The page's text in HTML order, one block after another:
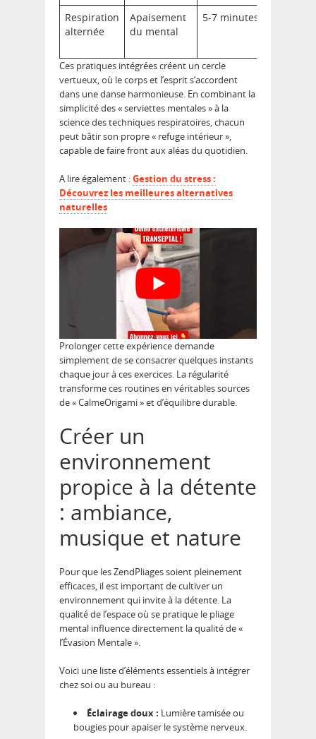
Respiration
alternée
Apaisement
du mental
5-7 minutes
Ces pratiques intégrées créent un cercle
vertueux, où le corps et l’esprit s’accordent
dans une danse harmonieuse. En combinant la
simplicité des « serviettes mentales » à la
science des techniques respiratoires, chacun
peut bâtir son propre « refuge intérieur »,
capable de faire front aux aléas du quotidien.
A lire également :Gestion du stress :
Découvrez les meilleures alternatives
naturelles
Prolonger cette expérience demande
simplement de se consacrer quelques instants
chaque jour à ces exercices. La régularité
transforme ces routines en véritables sources
de « CalmeOrigami » et d’équilibre durable.
Créer un
environnement
propice à la détente
: ambiance,
musique et nature
Pour que les ZendPliages soient pleinement
efficaces, il est important de cultiver un
environnement qui invite à la détente. La
qualité de l’espace où se pratique le pliage
mental influence directement la qualité de «
l’Évasion Mentale ».
Voici une liste d’éléments essentiels à intégrer
chez soi ou au bureau :
Éclairage doux : Lumière tamisée ou
bougies pour apaiser le système nerveux.